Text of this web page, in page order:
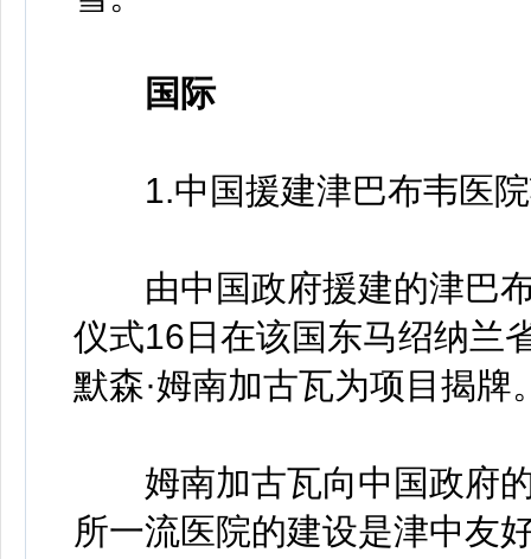
国际
1.中国援建津巴布韦医院
由中国政府援建的津巴布
仪式16日在该国东马绍纳兰
默森·姆南加古瓦为项目揭牌
姆南加古瓦向中国政府的
所一流医院的建设是津中友